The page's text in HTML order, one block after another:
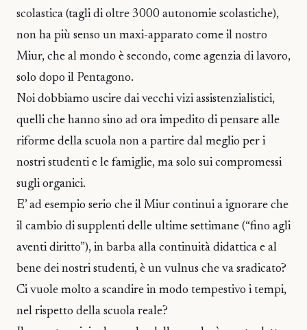
scolastica (tagli di oltre 3000 autonomie scolastiche),
non ha più senso un maxi-apparato come il nostro
Miur, che al mondo è secondo, come agenzia di lavoro,
solo dopo il Pentagono.
Noi dobbiamo uscire dai vecchi vizi assistenzialistici,
quelli che hanno sino ad ora impedito di pensare alle
riforme della scuola non a partire dal meglio per i
nostri studenti e le famiglie, ma solo sui compromessi
sugli organici.
E’ ad esempio serio che il Miur continui a ignorare che
il cambio di supplenti delle ultime settimane (“fino agli
aventi diritto”), in barba alla continuità didattica e al
bene dei nostri studenti, è un vulnus che va sradicato?
Ci vuole molto a scandire in modo tempestivo i tempi,
nel rispetto della scuola reale?